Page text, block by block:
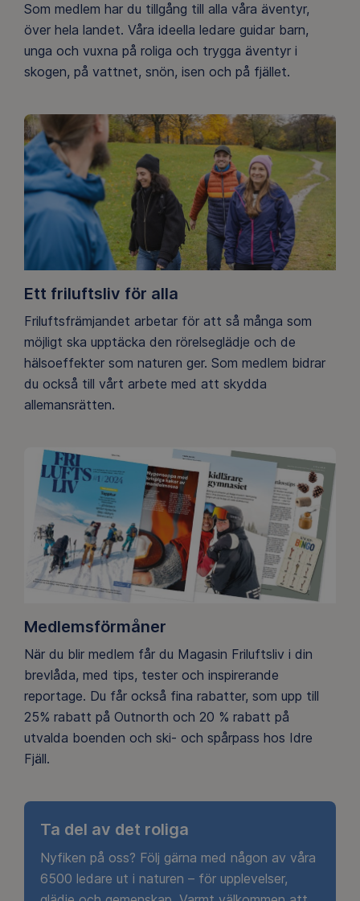
Som medlem har du tillgång till alla våra äventyr,
över hela landet. Våra ideella ledare guidar barn,
unga och vuxna på roliga och trygga äventyr i
skogen, på vattnet, snön, isen och på fjället.
Ett friluftsliv för alla
Friluftsfrämjandet arbetar för att så många som
möjligt ska upptäcka den rörelseglädje och de
hälsoeffekter som naturen ger. Som medlem bidrar
du också till vårt arbete med att skydda
allemansrätten.
Medlemsförmåner
När du blir medlem får du Magasin Friluftsliv i din
brevlåda, med tips, tester och inspirerande
reportage. Du får också fina rabatter, som upp till
25% rabatt på Outnorth och 20 % rabatt på
utvalda boenden och ski- och spårpass hos Idre
Fjäll.
Ta del av det roliga
Nyfiken på oss? Följ gärna med någon av våra
6500 ledare ut i naturen – för upplevelser,